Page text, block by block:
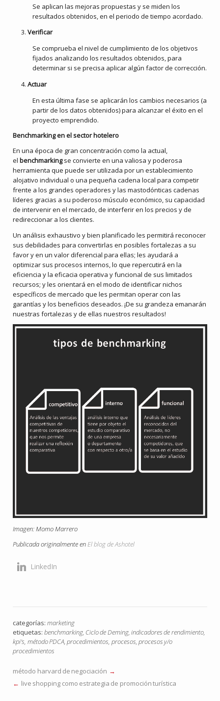
Se aplican las mejoras propuestas y se miden los
resultados obtenidos, en el periodo de tiempo acordado.
Verificar
Se comprueba el nivel de cumplimiento de los objetivos
fijados analizando los resultados obtenidos, para
determinar si se precisa aplicar algún factor de corrección.
Actuar
En esta última fase se aplicarán los cambios necesarios (a
partir de los datos obtenidos) para alcanzar el éxito en el
proyecto emprendido.
Benchmarking en el sector hotelero
En una época de gran concentración como la actual,
el benchmarkingse convierte en una valiosa y poderosa
herramienta que puede ser utilizada por un establecimiento
alojativo individual o una pequeña cadena local para competir
frente a los grandes operadores y las mastodónticas cadenas
líderes gracias a su poderoso músculo económico, su capacidad
de intervenir en el mercado, de interferir en los precios y de
redireccionar a los clientes.
Un análisis exhaustivo y bien planificado les permitirá reconocer
sus debilidades para convertirlas en posibles fortalezas a su
favor y en un valor diferencial para ellas; les ayudará a
optimizar sus procesos internos, lo que repercutirá en la
eficiencia y la eficacia operativa y funcional de sus limitados
recursos; y les orientará en el modo de identificar nichos
específicos de mercado que les permitan operar con las
garantías y los beneficios deseados. ¡De su grandeza emanarán
nuestras fortalezas y de ellas nuestros resultados!
Imagen: Momo Marrero
Publicada originalmente enEl blog de Ashotel
LinkedIn
categorías: marketing
etiquetas: benchmarking, Ciclo de Deming,indicadores de rendimiento,
kpi's método PDCA ,procedimientos procesos ,procesos y/o
procedimientos
método harvard de negociación
live shopping como estrategia de promoción turística